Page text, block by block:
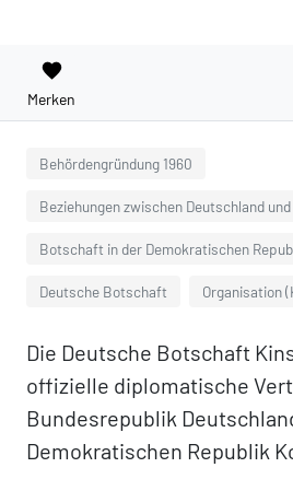
favorite
Merken
Behördengründung 1960
Botschaft in der Demokratischen
Deutsche Botschaft Organisation
Die Deutsche Botschaft
offizielle diplomatische
Bundesrepublik
Demokratischen Republik